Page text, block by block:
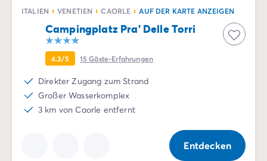
ITALIEN VENETIEN CAORLE AUF DER KARTE ANZEIGEN
Campingplatz Pra' Delle Torri
4.3/5 15Gäste-Erfahrungen
Direkter Zugang zum Strand
Großer Wasserkomplex
3 km von Caorle entfernt
Entdecken